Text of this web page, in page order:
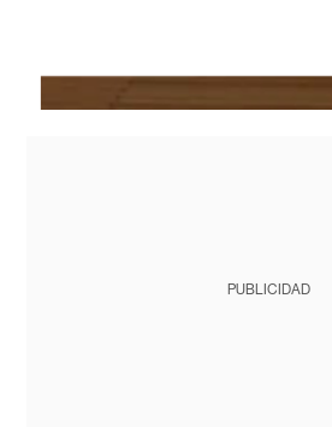
PUBLICIDAD